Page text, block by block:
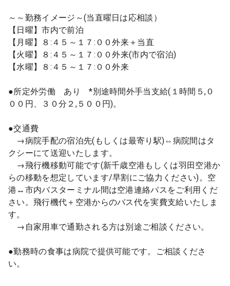
～～勤務イメージ～(当直曜日は応相談）
【日曜】市内で前泊
【月曜】８:４５～１７:００外来＋当直
【火曜】８:４５～１７:００外来(市内で宿泊)
【水曜】８:４５～１７:００外来
●所定外労働 あり *別途時間外手当支給(１時間５,０
００円、３０分２,５００円)。
●交通費
→病院手配の宿泊先(もしくは最寄り駅)⇔病院間はタ
クシーにて送迎いたします。
→飛行機移動可能です(新千歳空港もしくは羽田空港か
らの移動を想定しています/早割にご協力ください)。空
港↔市内バスターミナル間は空港連絡バスをご利用くだ
さい。飛行機代＋空港からのバス代を実費支給いたしま
す。
→自家用車で通勤される方は別途ご相談ください。
●勤務時の食事は病院で提供可能です。ご相談くださ
い。